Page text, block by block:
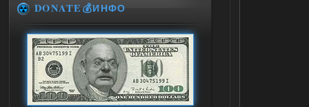
DONATE💰ИНФО